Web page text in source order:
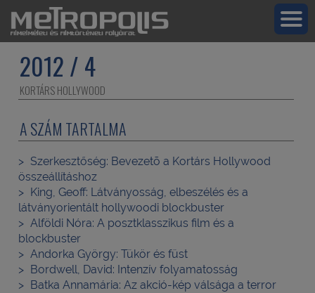
2012 / 4
KORTÁRS HOLLYWOOD
A SZÁM TARTALMA
Szerkesztőség: Bevezetõ a Kortárs Hollywood
összeállításhoz
King, Geoff: Látványosság, elbeszélés és a
látványorientált hollywoodi blockbuster
Alföldi Nóra: A posztklasszikus film és a
blockbuster
Andorka György: Tükör és füst
Bordwell, David: Intenzív folyamatosság
Batka Annamária: Az akció-kép válsága a terror